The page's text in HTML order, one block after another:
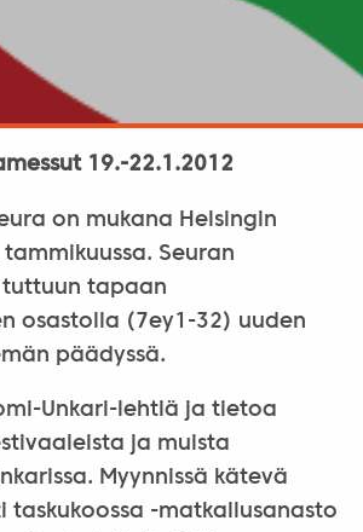
19.-22.1.2012
on mukana Helsingin
Seuran
tapaan
osastolla (7ey1-32) uuden
päädyssä.
Unkari-lehtiä ja tietoa
ja muista
Myynnissä kätevä
taskukoossa -matkailusanasto